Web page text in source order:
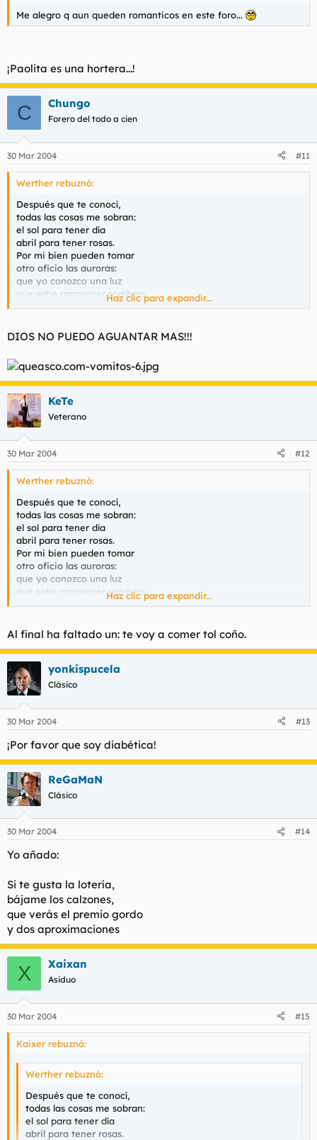
Me alegro q aun queden romanticos en este foro...
¡Paolita es una hortera...!
C Chungo
Forero del todo a cien
30 Mar 2004 #11
Werther rebuznó:
Después que te conocí,
todas las cosas me sobran:
el sol para tener día
abril para tener rosas.
Por mi bien pueden tomar
otro oficio las auroras:
que yo conozco una luz
que sabe amanecer sombras.
No hallo rosas ni flores
que como en ella están todas,
con ella todas me faltan.
no es esperanza de premio,
sino acusación y culpa
que pongo a mis pensamientos.
Haz clic para expandir...
DIOS NO PUEDO AGUANTAR MAS!!!
KeTe
Veterano
30 Mar 2004 #12
Werther rebuznó:
Después que te conocí,
todas las cosas me sobran:
el sol para tener día
abril para tener rosas.
Por mi bien pueden tomar
otro oficio las auroras:
que yo conozco una luz
que sabe amanecer sombras.
No hallo rosas ni flores
que como en ella están todas,
con ella todas me faltan.
Decirte yo mi pasión
no es esperanza de premio,
sino acusación y culpa
que pongo a mis pensamientos.
Haz clic para expandir...
Al final ha faltado un: te voy a comer tol coño.
yonkispucela
Clásico
30 Mar 2004 #13
¡Por favor que soy diabética!
ReGaMaN
Clásico
30 Mar 2004 #14
Yo añado:
Si te gusta la lotería,
bájame los calzones,
que verás el premio gordo
y dos aproximaciones
X Xaixan
Asiduo
30 Mar 2004 #15
Kaixer rebuznó:
Werther rebuznó:
Después que te conocí,
todas las cosas me sobran:
el sol para tener día
abril para tener rosas.